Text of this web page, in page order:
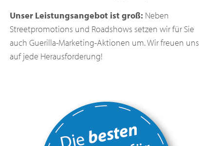
Unser Leistungsangebot ist groß: Neben
Streetpromotions und Roadshows setzen wir für Sie
auch Guerilla-Marketing-Aktionen um. Wir freuen uns
auf jede Herausforderung!